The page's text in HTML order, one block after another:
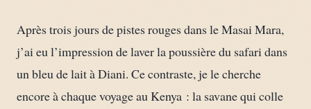
Après trois jours de pistes rouges dans le Masai Mara,
j’ai eu l’impression de laver la poussière du safari dans
un bleu de lait à Diani. Ce contraste, je le cherche
encore à chaque voyage au Kenya : la savane qui colle